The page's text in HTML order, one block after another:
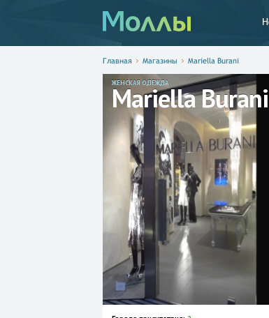
Главная Магазины Mariella Burani
ЖЕНСКАЯ ОДЕЖДА
Mariella Burani